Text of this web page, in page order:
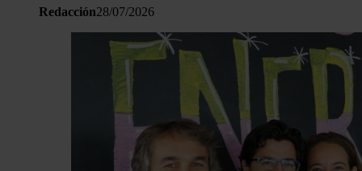
Redacción28/07/2026